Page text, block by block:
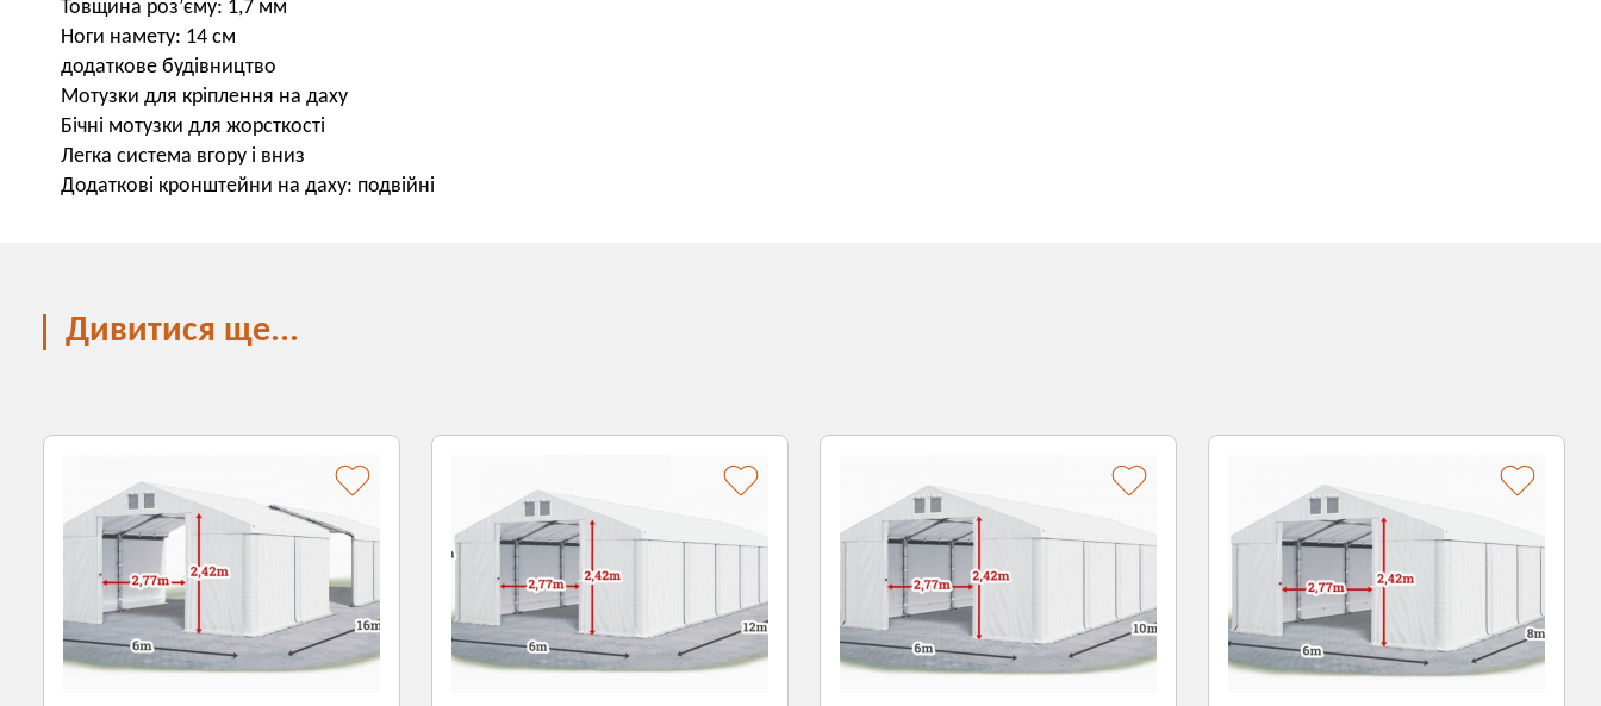
Товщина роз’єму: 1,7 мм
Ноги намету: 14 см
додаткове будівництво
Мотузки для кріплення на даху
Бічні мотузки для жорсткості
Легка система вгору і вниз
Додаткові кронштейни на даху: подвійні
Дивитися ще...